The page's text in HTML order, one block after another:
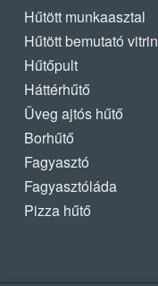
Hűtött munkaasztal
Hűtött bemutató vitrin
Hűtőpult
Háttérhűtő
Üveg ajtós hűtő
Borhűtő
Fagyasztó
Fagyasztóláda
Pizza hűtő